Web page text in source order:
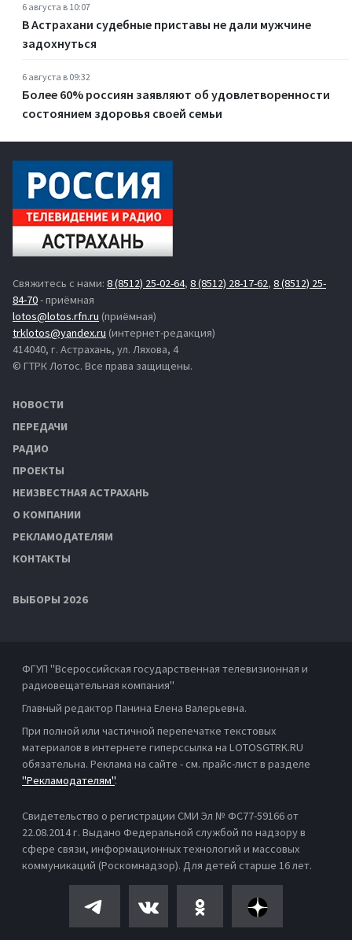
6 августа в 10:07
В Астрахани судебные приставы не дали мужчине
задохнуться
6 августа в 09:32
Более 60% россиян заявляют об удовлетворенности
состоянием здоровья своей семьи
Свяжитесь с нами: 8 (8512) 25-02-64, 8 (8512) 28-17-62, 8 (8512) 25-
84-70- приёмная
lotos@lotos.rfn.ru (приёмная)
trklotos@yandex.ru (интернет-редакция)
414040, г. Астрахань, ул. Ляхова, 4
© ГТРК Лотос. Все права защищены.
НОВОСТИ
ПЕРЕДАЧИ
РАДИО
ПРОЕКТЫ
НЕИЗВЕСТНАЯ АСТРАХАНЬ
О КОМПАНИИ
РЕКЛАМОДАТЕЛЯМ
КОНТАКТЫ
ВЫБОРЫ 2026
ФГУП "Всероссийская государственная телевизионная и
радиовещательная компания"
Главный редактор Панина Елена Валерьевна.
При полной или частичной перепечатке текстовых
материалов в интернете гиперссылка на LOTOSGTRK.RU
обязательна. Реклама на сайте - см. прайс-лист в разделе
"Рекламодателям".
Свидетельство о регистрации СМИ Эл № ФС77-59166 от
22.08.2014 г. Выдано Федеральной службой по надзору в
сфере связи, информационных технологий и массовых
коммуникаций (Роскомнадзор). Для детей старше 16 лет.